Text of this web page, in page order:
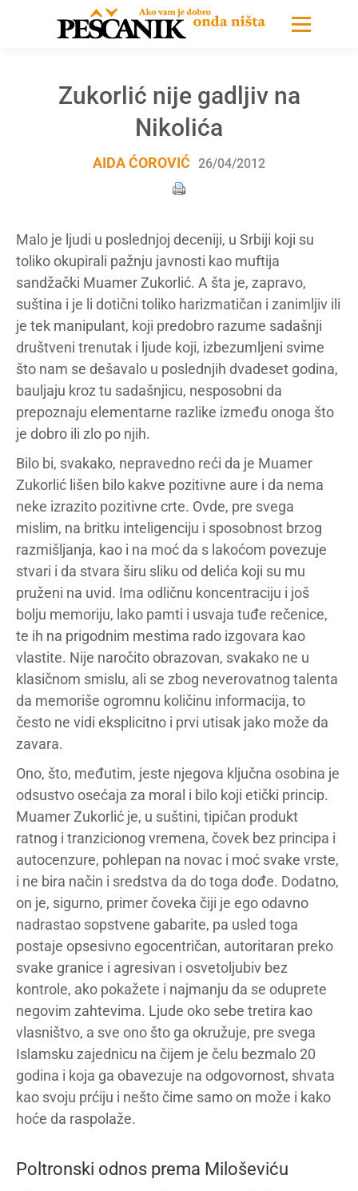
Zukorlić nije gadljiv na
Nikolića
AIDA ĆOROVIĆ 26/04/2012
Malo je ljudi u poslednjoj deceniji, u Srbiji koji su
toliko okupirali pažnju javnosti kao muftija
sandžački Muamer Zukorlić. A šta je, zapravo,
suština i je li dotični toliko harizmatičan i zanimljiv ili
je tek manipulant, koji predobro razume sadašnji
društveni trenutak i ljude koji, izbezumljeni svime
što nam se dešavalo u poslednjih dvadeset godina,
bauljaju kroz tu sadašnjicu, nesposobni da
prepoznaju elementarne razlike između onoga što
je dobro ili zlo po njih.
Bilo bi, svakako, nepravedno reći da je Muamer
Zukorlić lišen bilo kakve pozitivne aure i da nema
neke izrazito pozitivne crte. Ovde, pre svega
mislim, na britku inteligenciju i sposobnost brzog
razmišljanja, kao i na moć da s lakoćom povezuje
stvari i da stvara širu sliku od delića koji su mu
pruženi na uvid. Ima odličnu koncentraciju i još
bolju memoriju, lako pamti i usvaja tuđe rečenice,
te ih na prigodnim mestima rado izgovara kao
vlastite. Nije naročito obrazovan, svakako ne u
klasičnom smislu, ali se zbog neverovatnog talenta
da memoriše ogromnu količinu informacija, to
često ne vidi eksplicitno i prvi utisak jako može da
zavara.
Ono, što, međutim, jeste njegova ključna osobina je
odsustvo osećaja za moral i bilo koji etički princip.
Muamer Zukorlić je, u suštini, tipičan produkt
ratnog i tranzicionog vremena, čovek bez principa i
autocenzure, pohlepan na novac i moć svake vrste,
i ne bira način i sredstva da do toga dođe. Dodatno,
on je, sigurno, primer čoveka čiji je ego odavno
nadrastao sopstvene gabarite, pa usled toga
postaje opsesivno egocentričan, autoritaran preko
svake granice i agresivan i osvetoljubiv bez
kontrole, ako pokažete i najmanju da se oduprete
negovim zahtevima. Ljude oko sebe tretira kao
vlasništvo, a sve ono što ga okružuje, pre svega
Islamsku zajednicu na čijem je čelu bezmalo 20
godina i koja ga obavezuje na odgovornost, shvata
kao svoju prćiju i nešto čime samo on može i kako
hoće da raspolaže.
Poltronski odnos prema Miloševiću